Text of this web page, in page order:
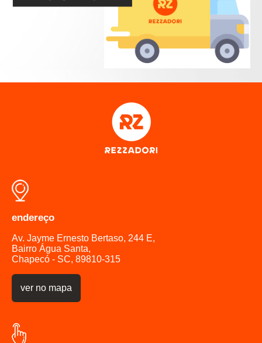
endereço
Av. Jayme Ernesto Bertaso, 244 E,
Bairro Água Santa,
Chapecó - SC, 89810-315
ver no mapa